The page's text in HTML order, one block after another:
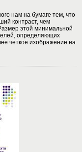
нам на бумаге тем, что
контраст, чем
этой минимальной
определяющих
четкое изображение на